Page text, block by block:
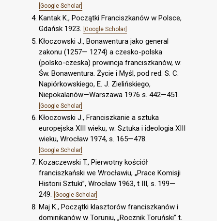
[Google Scholar]
Kantak K., Początki Franciszkanów w Polsce,
Gdańsk 1923. [Google Scholar]
Kłoczowski J., Bonawentura jako general
zakonu (1257— 1274) a czesko-polska
(polsko-czeska) prowincja franciszkanów, w:
Św. Bonawentura. Życie i Myśl, pod red. S. C.
Napiórkowskiego, E. J. Zielińskiego,
Niepokalanów—Warszawa 1976 s. 442—451.
[Google Scholar]
Kłoczowski J., Franciszkanie a sztuka
europejska XIII wieku, w: Sztuka i ideologia XIII
wieku, Wrocław 1974, s. 165—478.
[Google Scholar]
Kozaczewski T., Pierwotny kościół
franciszkański we Wrocławiu, „Prace Komisji
Historii Sztuki”, Wrocław 1963, t III, s. 199—
249. [Google Scholar]
Maj K., Początki klasztorów franciszkanów i
dominikanów w Toruniu, „Rocznik Toruński” t.